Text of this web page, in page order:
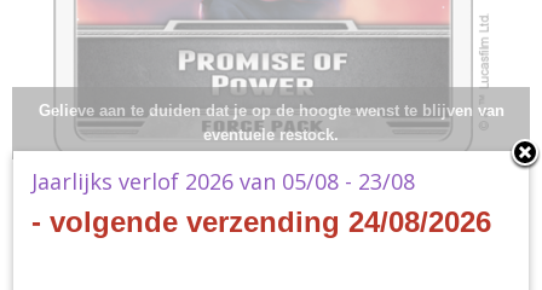
Gelieve aan te duiden dat je op de hoogte wenst te blijven van
eventuele restock.
Star Wars LCG - Promise
of Power Force Pack
Jaarlijks verlof 2026 van 05/08 - 23/08
- volgende verzending 24/08/2026